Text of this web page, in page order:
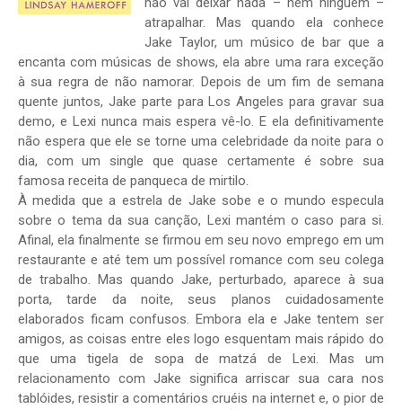
atrapalhar. Mas quando ela conhece
Jake Taylor, um músico de bar que a
encanta com músicas de shows, ela abre uma rara exceção
à sua regra de não namorar. Depois de um fim de semana
quente juntos, Jake parte para Los Angeles para gravar sua
demo, e Lexi nunca mais espera vê-lo. E ela definitivamente
não espera que ele se torne uma celebridade da noite para o
dia, com um single que quase certamente é sobre sua
famosa receita de panqueca de mirtilo.
À medida que a estrela de Jake sobe e o mundo especula
sobre o tema da sua canção, Lexi mantém o caso para si.
Afinal, ela finalmente se firmou em seu novo emprego em um
restaurante e até tem um possível romance com seu colega
de trabalho. Mas quando Jake, perturbado, aparece à sua
porta, tarde da noite, seus planos cuidadosamente
elaborados ficam confusos. Embora ela e Jake tentem ser
amigos, as coisas entre eles logo esquentam mais rápido do
que uma tigela de sopa de matzá de Lexi. Mas um
relacionamento com Jake significa arriscar sua cara nos
tablóides, resistir a comentários cruéis na internet e, o pior de